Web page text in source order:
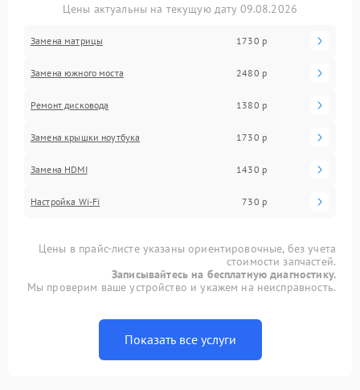
Цены актуальны на текущую дату 09.08.2026
Замена матрицы 1730 р
Замена южного моста 2480 р
Ремонт дисковода 1380 р
Замена крышки ноутбука 1730 р
Замена HDMI 1430 р
Настройка Wi-Fi 730 р
Цены в прайс-листе указаны ориентировочные, без учета
стоимости запчастей.
Записывайтесь на бесплатную диагностику.
Мы проверим ваше устройство и укажем на неисправность.
Показать все услуги